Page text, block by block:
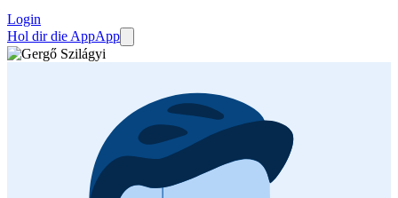
Login
Hol dir die AppApp